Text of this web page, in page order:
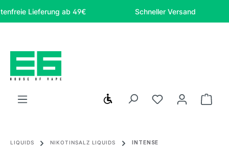
Zum Hauptinhalt springen
Lieferung ab 49€ Schneller Versand
Werkzeugleiste anzeigen
Du hast 0
LIQUIDS NIKOTINSALZ LIQUIDS INTENSE